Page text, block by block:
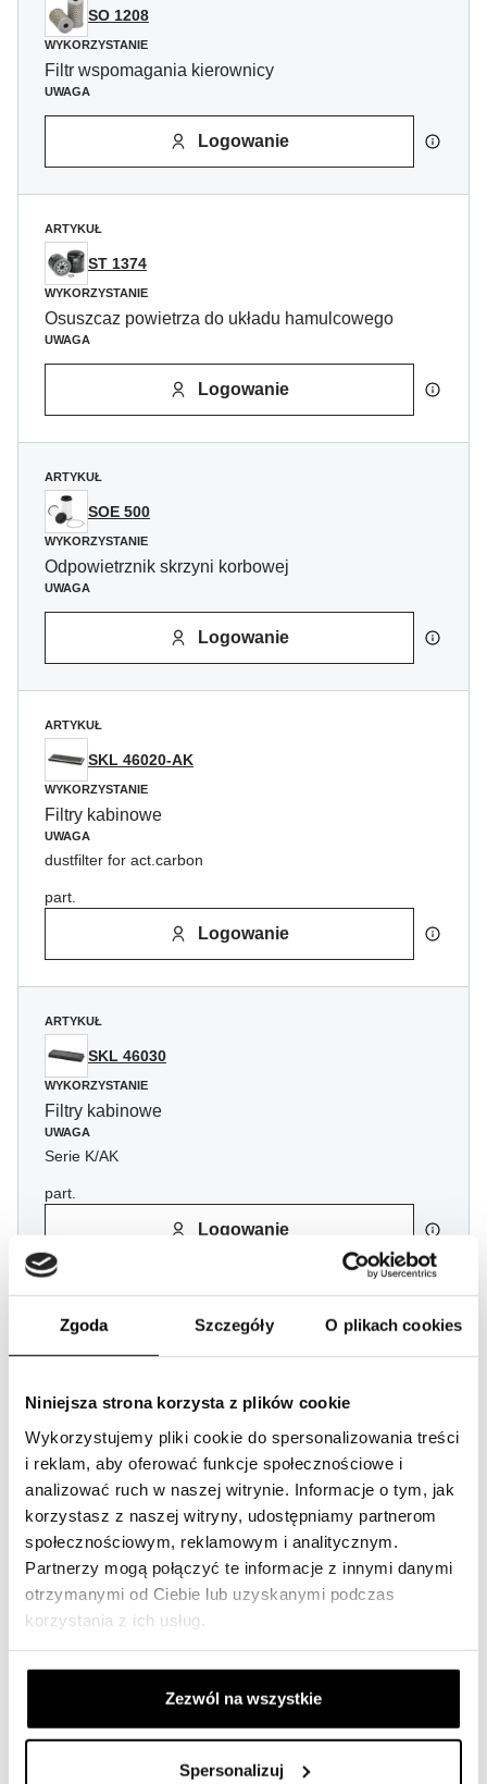
Zgoda Szczegóły O plikach cookies
Niniejsza strona korzysta z plików cookie
Wykorzystujemy pliki cookie do spersonalizowania treści
i reklam, aby oferować funkcje społecznościowe i
analizować ruch w naszej witrynie. Informacje o tym, jak
korzystasz z naszej witryny, udostępniamy partnerom
społecznościowym, reklamowym i analitycznym.
Partnerzy mogą połączyć te informacje z innymi danymi
otrzymanymi od Ciebie lub uzyskanymi podczas
korzystania z ich usług.
Zezwól na wszystkie
Spersonalizuj
SO 1208
WYKORZYSTANIE
Filtr wspomagania kierownicy
UWAGA
Logowanie
ARTYKUŁ
ST 1374
WYKORZYSTANIE
Osuszcaz powietrza do układu hamulcowego
UWAGA
Logowanie
ARTYKUŁ
SOE 500
WYKORZYSTANIE
Odpowietrznik skrzyni korbowej
UWAGA
Logowanie
ARTYKUŁ
SKL 46020-AK
WYKORZYSTANIE
Filtry kabinowe
UWAGA
dustfilter for act.carbon
part.
Logowanie
ARTYKUŁ
SKL 46030
WYKORZYSTANIE
Filtry kabinowe
UWAGA
Serie K/AK
part.
Logowanie
ARTYKUŁ
SKL 46021-AK
Filtry kabinowe
activated carbon
part.
Logowanie
SKL 2594
Logowanie